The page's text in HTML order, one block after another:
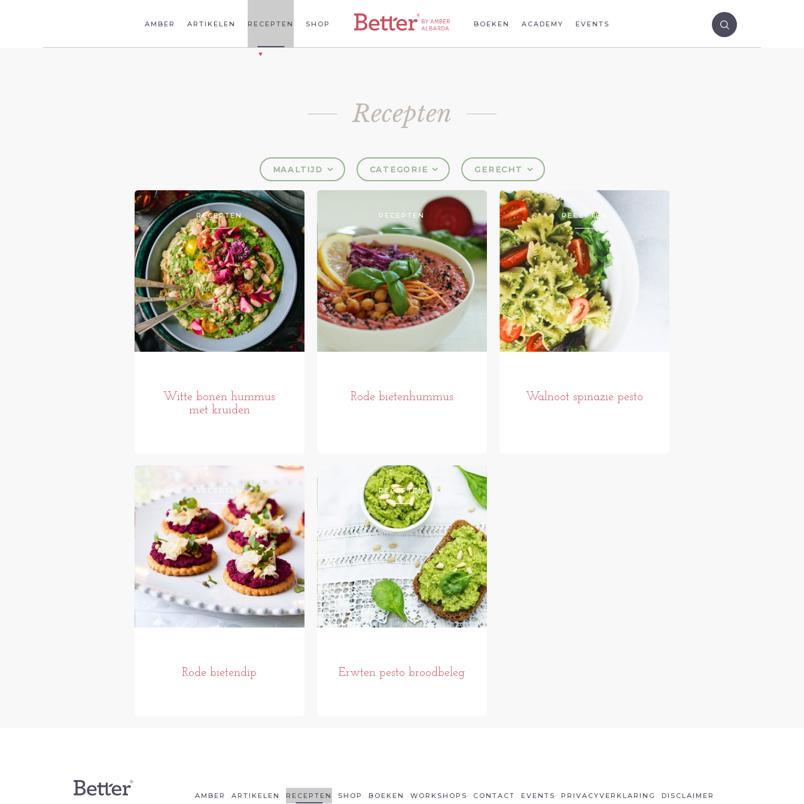
AMBER ARTIKELEN RECEPTEN SHOP BOEKEN ACADEMY EVENTS
Recepten
MAALTIJD CATEGORIE GERECHT
RECEPTEN
Witte bonen hummus
met kruiden
RECEPTEN
Rode bietenhummus
RECEPTEN
Walnoot spinazie pesto
RECEPTEN
Rode bietendip
RECEPTEN
Erwten pesto broodbeleg
AMBER ARTIKELEN RECEPTEN SHOP BOEKEN WORKSHOPS CONTACT EVENTS PRIVACYVERKLARING DISCLAIMER